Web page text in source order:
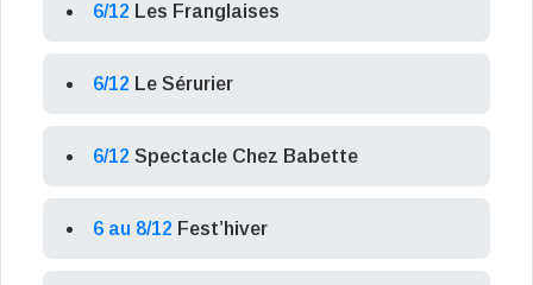
6/12 Les Franglaises
6/12 Le Sérurier
6/12 Spectacle Chez Babette
6 au 8/12 Fest’hiver